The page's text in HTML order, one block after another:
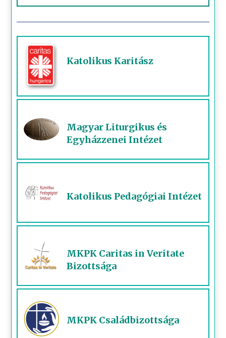
Katolikus Karitász
Magyar Liturgikus és
Egyházzenei Intézet
Katolikus Pedagógiai Intézet
MKPK Caritas in Veritate
Bizottsága
MKPK Családbizottsága